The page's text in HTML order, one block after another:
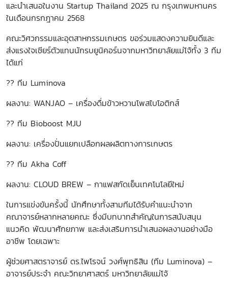
และนำเสนอในงาน Startup Thailand 2025 ณ กรุงเทพมหานคร
ในเดือนกรกฎาคม 2568
คณะวิศวกรรมและอุตสาหกรรมเกษตร ขอร่วมแสดงความยินดีและ
ส่งแรงใจเชียร์ตัวแทนนักรบยูนิคอร์นจากมหาวิทยาลัยแม่โจ้ทั้ง 3 ทีม
ได้แก่
?? ทีม Luminova
ผลงาน: WANJAO – เครื่องดื่มข้าวหวานโพสไบโอติกส์
?? ทีม Bioboost MJU
ผลงาน: เครื่องปั่นแยกเปลือกผลผลิตทางการเกษตร
?? ทีม Akha Coff
ผลงาน: CLOUD BREW – กาแฟสกัดเย็นเทคโนโลยีใหม่
ในการแข่งขันครั้งนี้ นักศึกษาทั้งสามทีมได้รับคำแนะนำจาก
คณาจารย์หลากหลายคณะ ซึ่งมีบทบาทสำคัญในการสนับสนุน
แนวคิด พัฒนาศักยภาพ และส่งเสริมการนำเสนอผลงานอย่างมือ
อาชีพ โดยเฉพาะ
ผู้ช่วยศาสตราจารย์ ดร.ไพโรจน์ วงศ์พุทธิสิน (ทีม Luminova) –
อาจารย์ประจำ คณะวิทยาศาสตร์ มหาวิทยาลัยแม่โจ้